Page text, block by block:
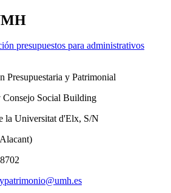
presupuestos para administrativos
Presupuestaria y Patrimonial
Consejo Social Building
la Universitat d'Elx, S/N